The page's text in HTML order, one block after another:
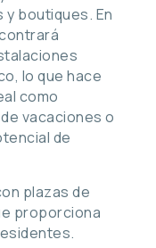
boutiques. En
lo que hace
como
vacaciones o
de
plazas de
proporciona